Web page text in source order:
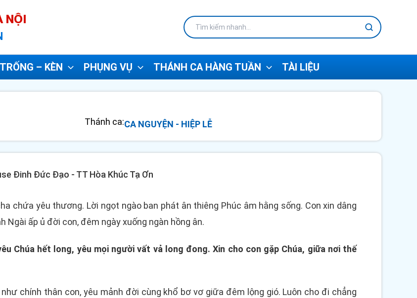
NỘI
TRỐNG – KÈN PHỤNG VỤ THÁNH CA HÀNG TUẦN TÀI LIỆU
Thánh ca:CA NGUYỆN - HIỆP LỄ
Đinh Đức Đạo - TT Hòa Khúc Tạ Ơn
chứa yêu thương. Lời ngọt ngào ban phát ân thiêng Phúc âm hằng sống. Con xin dâng
Ngài ấp ủ đời con, đêm ngày xuống ngàn hồng ân.
Chúa hết long, yêu mọi người vất vả long đong. Xin cho con gặp Chúa, giữa nơi thế
chính thân con, yêu mảnh đời cùng khổ bơ vơ giữa đêm lộng gió. Luôn cho đi chẳng